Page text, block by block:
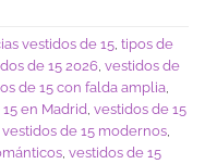
vestidos de 15 tipos de
de 15 2026 vestidos de
de 15 con falda amplia
en Madrid vestidos de 15
vestidos de 15 modernos
vestidos de 15